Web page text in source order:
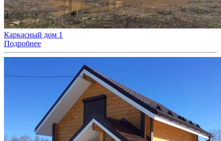
Каркасный дом 1
Подробнее